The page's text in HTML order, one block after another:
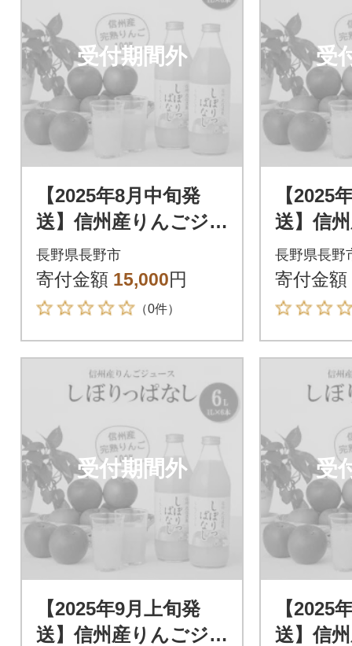
受付期間外
【2025年8月中旬発
送】信州産りんごジ
ュース しぼりっぱ
なし 1,000ml×6本
長野県長野市
寄付金額 15,000円
（0件）
受
【2025
送】信
ュース
なし
長野県長野
寄付金額
受付期間外
【2025年9月上旬発
送】信州産りんごジ
受
【2025
送】信